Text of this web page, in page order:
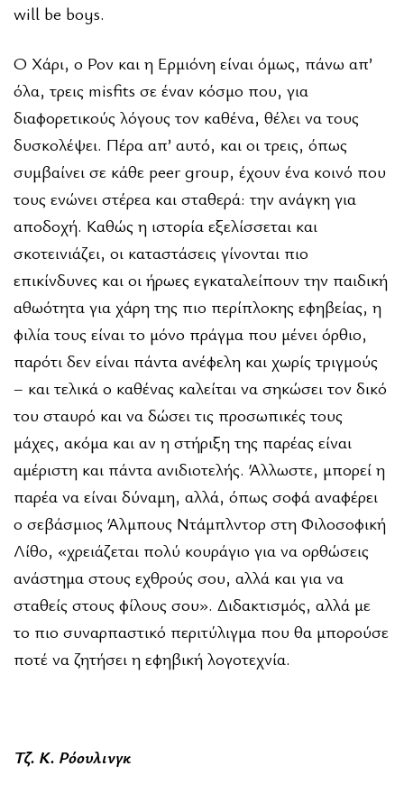
will be boys.
Ο Χάρι, ο Ρον και η Ερμιόνη είναι όμως, πάνω απ’
όλα, τρεις misfits σε έναν κόσμο που, για
διαφορετικούς λόγους τον καθένα, θέλει να τους
δυσκολέψει. Πέρα απ’ αυτό, και οι τρεις, όπως
συμβαίνει σε κάθε peer group, έχουν ένα κοινό που
τους ενώνει στέρεα και σταθερά: την ανάγκη για
αποδοχή. Καθώς η ιστορία εξελίσσεται και
σκοτεινιάζει, οι καταστάσεις γίνονται πιο
επικίνδυνες και οι ήρωες εγκαταλείπουν την παιδική
αθωότητα για χάρη της πιο περίπλοκης εφηβείας, η
φιλία τους είναι το μόνο πράγμα που μένει όρθιο,
παρότι δεν είναι πάντα ανέφελη και χωρίς τριγμούς
– και τελικά ο καθένας καλείται να σηκώσει τον δικό
του σταυρό και να δώσει τις προσωπικές τους
μάχες, ακόμα και αν η στήριξη της παρέας είναι
αμέριστη και πάντα ανιδιοτελής. Άλλωστε, μπορεί η
παρέα να είναι δύναμη, αλλά, όπως σοφά αναφέρει
ο σεβάσμιος Άλμπους Ντάμπλντορ στη Φιλοσοφική
Λίθο, «χρειάζεται πολύ κουράγιο για να ορθώσεις
ανάστημα στους εχθρούς σου, αλλά και για να
σταθείς στους φίλους σου». Διδακτισμός, αλλά με
το πιο συναρπαστικό περιτύλιγμα που θα μπορούσε
ποτέ να ζητήσει η εφηβική λογοτεχνία.
Τζ. Κ. Ρόουλινγκ